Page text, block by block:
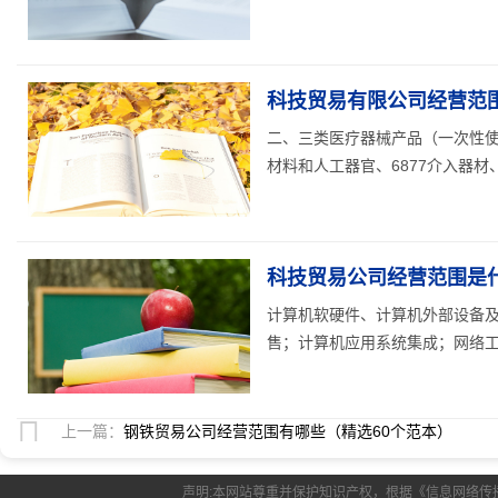
科技贸易有限公司经营范
二、三类医疗器械产品（一次性
材料和人工器官、6877介入器材
科技贸易公司经营范围是
计算机软硬件、计算机外部设备
售；计算机应用系统集成；网络
上一篇： 钢铁贸易公司经营范围有哪些（精选60个范本）
声明:本网站尊重并保护知识产权，根据《信息网络